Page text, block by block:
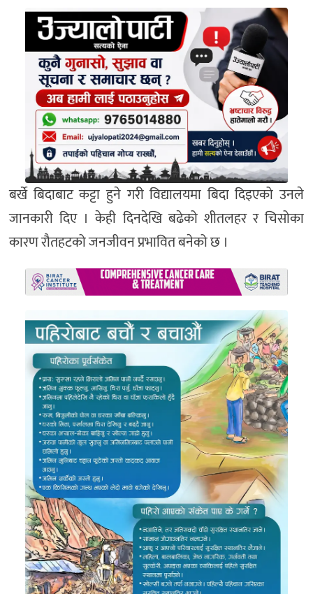
बर्खे बिदाबाट कट्टा हुने गरी विद्यालयमा बिदा दिइएको उनले
जानकारी दिए । केही दिनदेखि बढेको शीतलहर र चिसोका
कारण रौतहटको जनजीवन प्रभावित बनेको छ ।